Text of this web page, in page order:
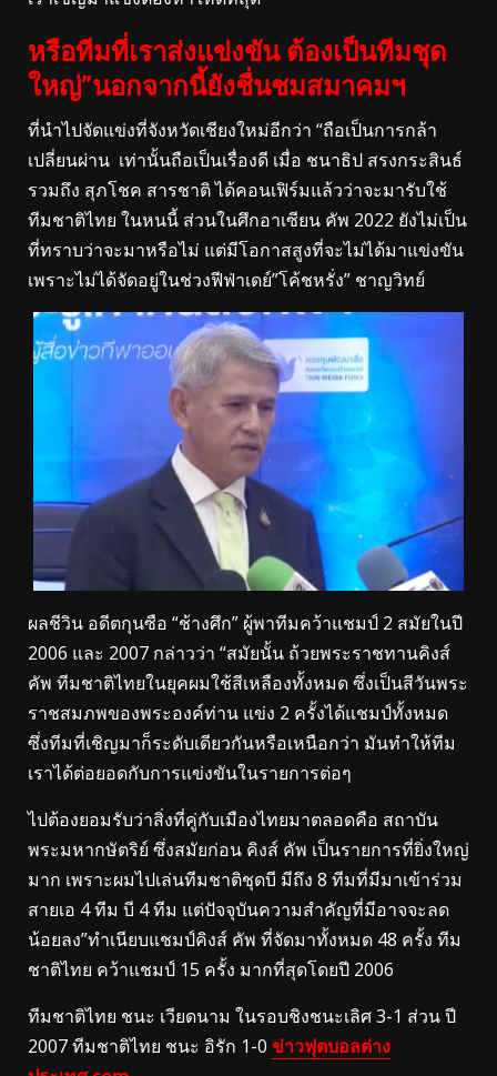
หรือทีมที่เราส่งแข่งขัน ต้องเป็นทีมชุด
ใหญ่”นอกจากนี้ยังชื่นชมสมาคมฯ
ที่นำไปจัดแข่งที่จังหวัดเชียงใหม่อีกว่า “ถือเป็นการกล้า
เปลี่ยนผ่าน เท่านั้นถือเป็นเรื่องดี เมื่อ ชนาธิป สรงกระสินธ์
รวมถึง สุภโชค สารชาติ ได้คอนเฟิร์มแล้วว่าจะมารับใช้
ทีมชาติไทย ในหนนี้ ส่วนในศึกอาเซียน คัพ 2022 ยังไม่เป็น
ที่ทราบว่าจะมาหรือไม่ แต่มีโอกาสสูงที่จะไม่ได้มาแข่งขัน
เพราะไม่ได้จัดอยู่ในช่วงฟีฟ่าเดย์”โค้ชหรั่ง” ชาญวิทย์
ผลชีวิน อดีตกุนซือ “ช้างศึก” ผู้พาทีมคว้าแชมป์ 2 สมัยในปี
2006 และ 2007 กล่าวว่า “สมัยนั้น ถ้วยพระราชทานคิงส์
คัพ ทีมชาติไทยในยุคผมใช้สีเหลืองทั้งหมด ซึ่งเป็นสีวันพระ
ราชสมภพของพระองค์ท่าน แข่ง 2 ครั้งได้แชมป์ทั้งหมด
ซึ่งทีมที่เชิญมาก็ระดับเดียวกันหรือเหนือกว่า มันทำให้ทีม
เราได้ต่อยอดกับการแข่งขันในรายการต่อๆ
ไปต้องยอมรับว่าสิ่งที่คู่กับเมืองไทยมาตลอดคือ สถาบัน
พระมหากษัตริย์ ซึ่งสมัยก่อน คิงส์ คัพ เป็นรายการที่ยิ่งใหญ่
มาก เพราะผมไปเล่นทีมชาติชุดบี มีถึง 8 ทีมที่มีมาเข้าร่วม
สายเอ 4 ทีม บี 4 ทีม แต่ปัจจุบันความสำคัญที่มีอาจจะลด
น้อยลง”ทำเนียบแชมป์คิงส์ คัพ ที่จัดมาทั้งหมด 48 ครั้ง ทีม
ชาติไทย คว้าแชมป์ 15 ครั้ง มากที่สุดโดยปี 2006
ทีมชาติไทย ชนะ เวียดนาม ในรอบชิงชนะเลิศ 3-1 ส่วน ปี
2007 ทีมชาติไทย ชนะ อิรัก 1-0 ข่าวฟุตบอลต่าง